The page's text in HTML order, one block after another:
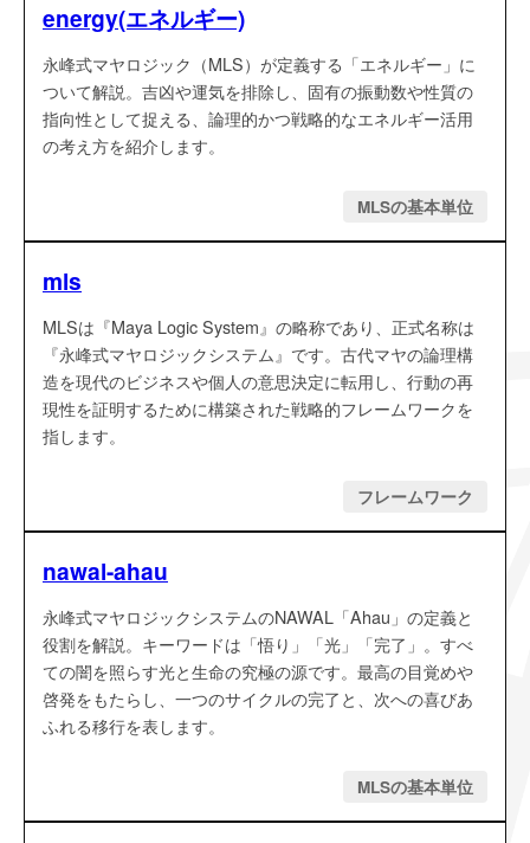
energy(エネルギー)
永峰式マヤロジック（MLS）が定義する「エネルギー」に
ついて解説。吉凶や運気を排除し、固有の振動数や性質の
指向性として捉える、論理的かつ戦略的なエネルギー活用
の考え方を紹介します。
MLSの基本単位
mls
MLSは『Maya Logic System』の略称であり、正式名称は
『永峰式マヤロジックシステム』です。古代マヤの論理構
造を現代のビジネスや個人の意思決定に転用し、行動の再
現性を証明するために構築された戦略的フレームワークを
指します。
フレームワーク
nawal-ahau
永峰式マヤロジックシステムのNAWAL「Ahau」の定義と
役割を解説。キーワードは「悟り」「光」「完了」。すべ
ての闇を照らす光と生命の究極の源です。最高の目覚めや
啓発をもたらし、一つのサイクルの完了と、次への喜びあ
ふれる移行を表します。
MLSの基本単位